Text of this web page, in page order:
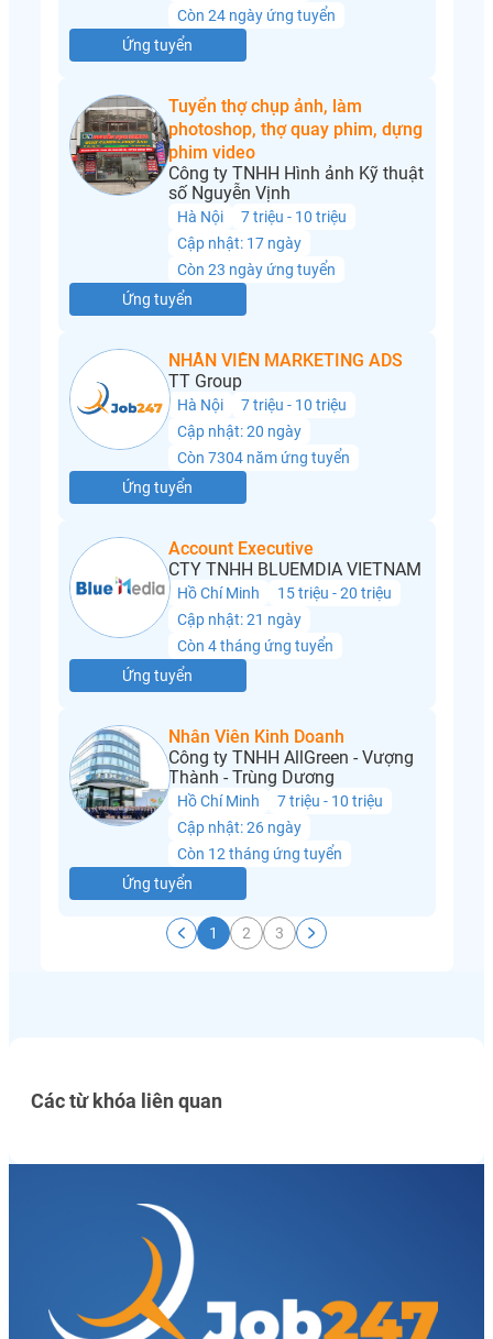
Còn 24 ngày ứng tuyển
Ứng tuyển
Tuyển thợ chụp ảnh, làm
photoshop, thợ quay phim, dựng
phim video
Công ty TNHH Hình ảnh Kỹ thuật
số Nguyễn Vịnh
Hà Nội
7 triệu - 10 triệu
Cập nhật: 17 ngày
Còn 23 ngày ứng tuyển
Ứng tuyển
NHÂN VIÊN MARKETING ADS
TT Group
Hà Nội
7 triệu - 10 triệu
Cập nhật: 20 ngày
Còn 7304 năm ứng tuyển
Ứng tuyển
Account Executive
CTY TNHH BLUEMDIA VIETNAM
Hồ Chí Minh
15 triệu - 20 triệu
Cập nhật: 21 ngày
Còn 4 tháng ứng tuyển
Ứng tuyển
Nhân Viên Kinh Doanh
Công ty TNHH AllGreen - Vượng
Thành - Trùng Dương
Hồ Chí Minh
7 triệu - 10 triệu
Cập nhật: 26 ngày
Còn 12 tháng ứng tuyển
Ứng tuyển
1 2 3
Các từ khóa liên quan